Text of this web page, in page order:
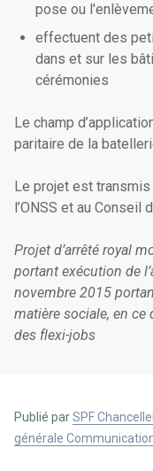
pose ou
effectuent des
dans et sur les
cérémonies
Le champ
paritaire de la
Le projet est
l’ONSS et au Conseil
Projet d’arrêté royal
portant exécution de
novembre 2015
matière sociale, en ce
des flexi-jobs
Publié parSPF
générale